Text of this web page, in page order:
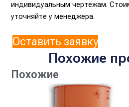
индивидуальным чертежам.
уточняйте у менеджера.
Оставить заявку
Похожие
Похожие